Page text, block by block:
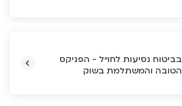
בביטוח נסיעות לחו"ל - הפניקס
הטובה והמשתלמת בשוק